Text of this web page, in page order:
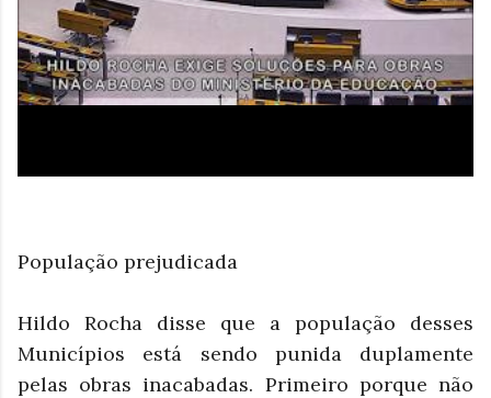
População prejudicada
Hildo Rocha disse que a população desses
Municípios está sendo punida duplamente
pelas obras inacabadas. Primeiro porque não